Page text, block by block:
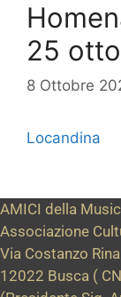
25
8 Ottobre
Locandina
AMICI della
Associazione
Via Costanzo
12022 Busca (